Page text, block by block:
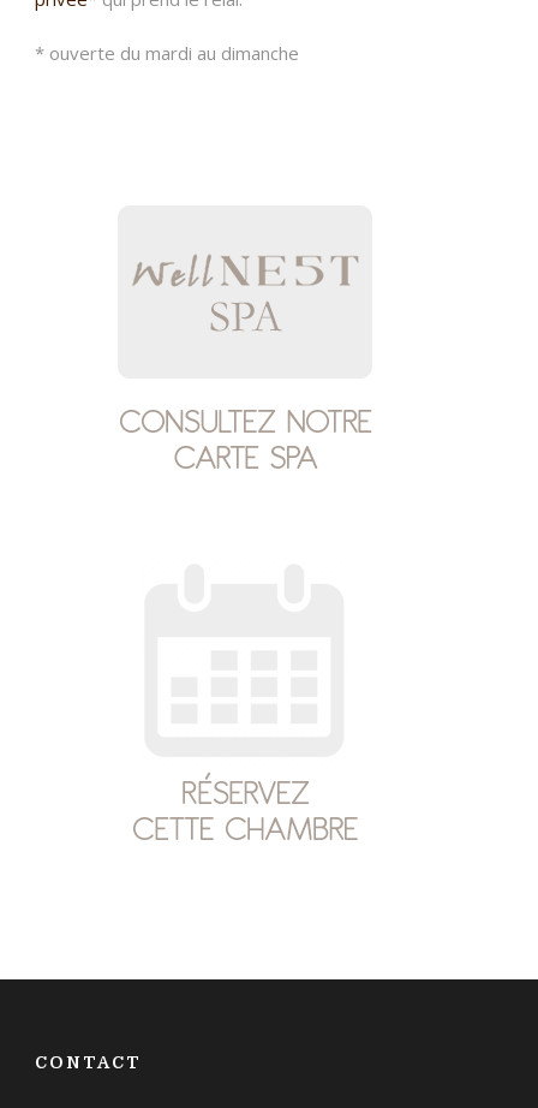
* ouverte du mardi au dimanche
CONTACT